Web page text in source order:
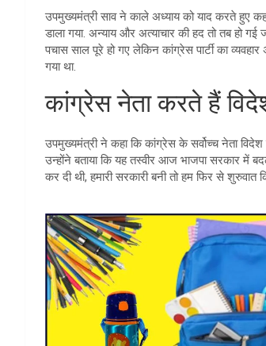
उपमुख्यमंत्री साव ने काले अध्याय को याद करते हुए
डाला गया. अन्याय और अत्याचार की हद तो तब हो
पचास साल पूरे हो गए लेकिन कांग्रेस पार्टी का
गया था.
कांग्रेस नेता करते हैं
उपमुख्यमंत्री ने कहा कि कांग्रेस के सर्वोच्च नेता
उन्होंने बताया कि यह तस्वीर आज भाजपा सरकार में
कर दी थी, हमारी सरकारी बनी तो हम फिर से शुरुवात